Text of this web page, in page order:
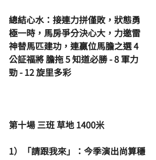
總結心水：接連力拼僅敗，狀態勇
極一時，馬房爭分決心大，力邀雷
神替馬匹建功，連贏位馬膽之選 4
公証福將 膽拖 5 知道必勝 - 8 軍力
勁 - 12 旋里多彩
第十場 三班 草地 1400米
1）「請跟我來」：今季演出尚算穩